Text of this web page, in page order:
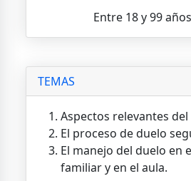
Entre 18 y 99 años
TEMAS
Aspectos relevantes
El proceso de duelo
El manejo del duelo en
familiar y en el aula.